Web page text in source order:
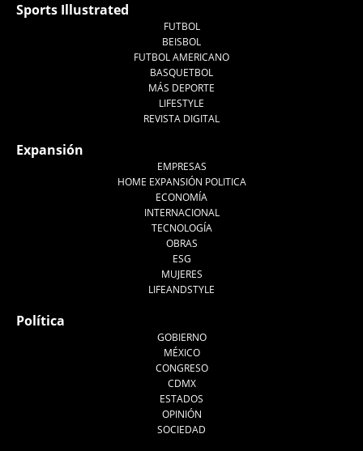
Sports Illustrated
FUTBOL
BEISBOL
FUTBOL AMERICANO
BASQUETBOL
MÁS DEPORTE
LIFESTYLE
REVISTA DIGITAL
Expansión
EMPRESAS
HOME EXPANSIÓN POLITICA
ECONOMÍA
INTERNACIONAL
TECNOLOGÍA
OBRAS
ESG
MUJERES
LIFEANDSTYLE
Política
GOBIERNO
MÉXICO
CONGRESO
CDMX
ESTADOS
OPINIÓN
SOCIEDAD